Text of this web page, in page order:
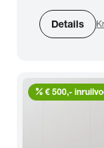
Details
percent € 500,-